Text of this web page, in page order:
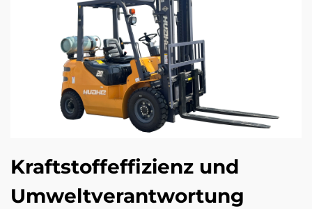
Kraftstoffeffizienz und
Umweltverantwortung